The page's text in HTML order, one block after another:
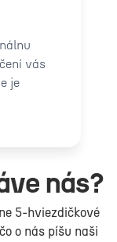
vás
je
nás?
5-hviezdičkové
o nás píšu naši